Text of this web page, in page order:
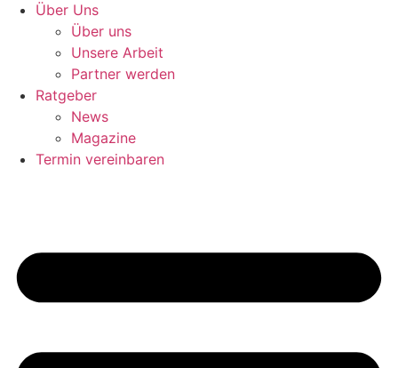
Über Uns
Über uns
Unsere Arbeit
Partner werden
Ratgeber
News
Magazine
Termin vereinbaren